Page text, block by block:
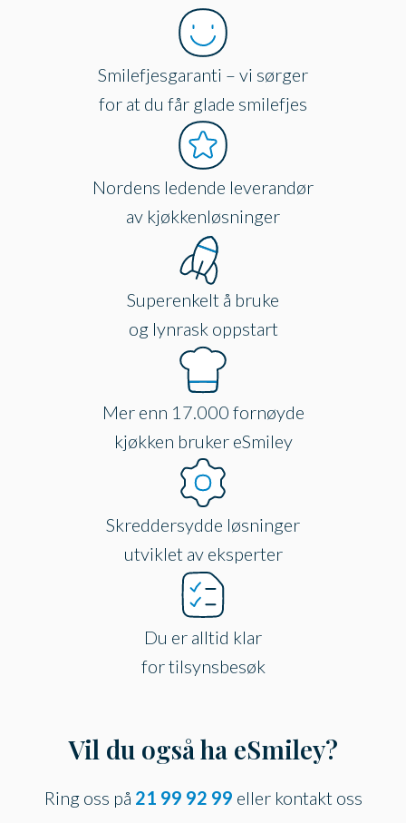
Smilefjesgaranti – vi sørger
for at du får glade smilefjes
Nordens ledende leverandør
av kjøkkenløsninger
Superenkelt å bruke
og lynrask oppstart
Mer enn 17.000 fornøyde
kjøkken bruker eSmiley
Skreddersydde løsninger
utviklet av eksperter
Du er alltid klar
for tilsynsbesøk
Vil du også ha eSmiley?
Ring oss på 21 99 92 99 eller kontakt oss